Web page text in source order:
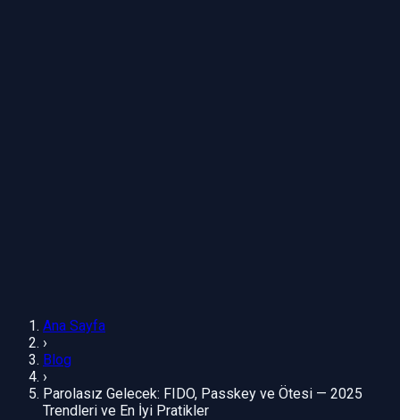
Ana Sayfa
›
Blog
›
Parolasız Gelecek: FIDO, Passkey ve Ötesi — 2025
Trendleri ve En İyi Pratikler